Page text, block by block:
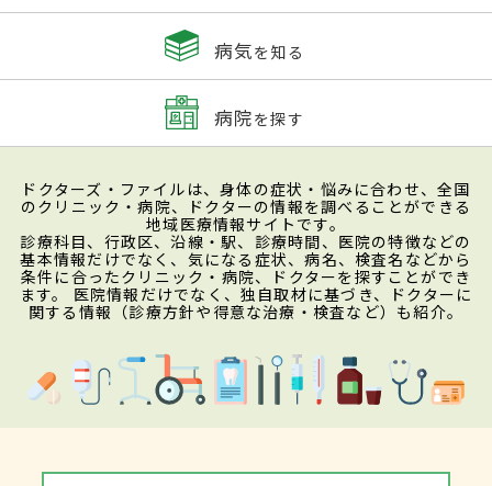
病気を知る
病院を探す
ドクターズ・ファイルは、身体の症状・悩みに合わせ、全国
のクリニック・病院、ドクターの情報を調べることができる
地域医療情報サイトです。
診療科目、行政区、沿線・駅、診療時間、医院の特徴などの
基本情報だけでなく、気になる症状、病名、検査名などから
条件に合ったクリニック・病院、ドクターを探すことができ
ます。 医院情報だけでなく、独自取材に基づき、ドクターに
関する情報（診療方針や得意な治療・検査など）も紹介。